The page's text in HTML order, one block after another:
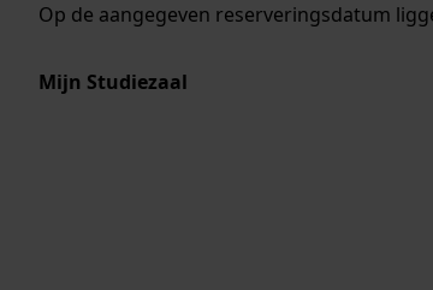
Op de aangegeven reserveringsdatum
Mijn Studiezaal